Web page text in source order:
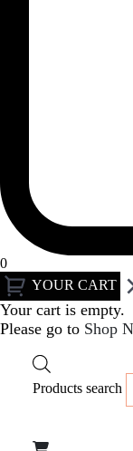
0
YOUR CART
Your cart is empty.
Please go to Shop
Products search